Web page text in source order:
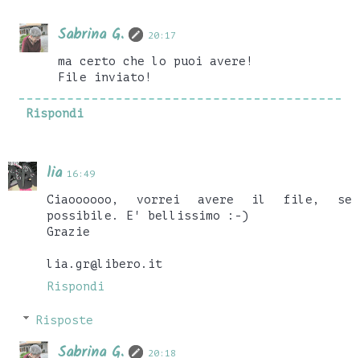
Sabrina G. 20:17
ma certo che lo puoi avere!
File inviato!
Rispondi
lia 16:49
Ciaoooooo, vorrei avere il file, se
possibile. E' bellissimo :-)
Grazie
lia.gr@libero.it
Rispondi
Risposte
Sabrina G. 20:18